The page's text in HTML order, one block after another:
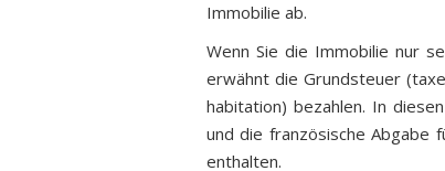
Immobilie ab.
Wenn Sie die Immobilie nur
erwähnt die Grundsteuer
habitation) bezahlen. In
und die französische Abgabe
enthalten.